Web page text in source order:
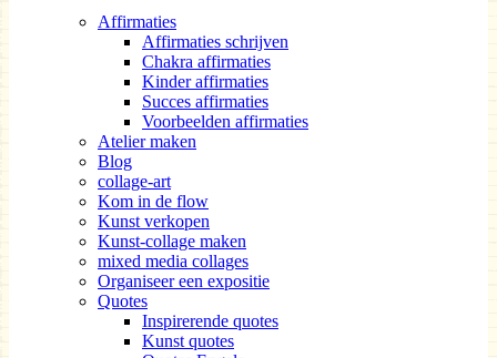
Affirmaties
Affirmaties schrijven
Chakra affirmaties
Kinder affirmaties
Succes affirmaties
Voorbeelden affirmaties
Atelier maken
Blog
collage-art
Kom in de flow
Kunst verkopen
Kunst-collage maken
mixed media collages
Organiseer een expositie
Quotes
Inspirerende quotes
Kunst quotes